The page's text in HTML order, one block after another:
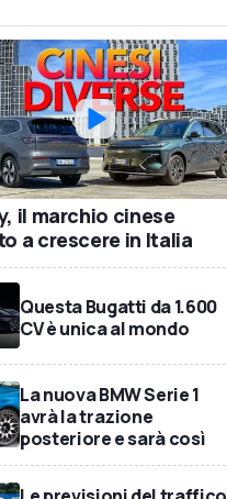
il marchio cinese
a crescere in Italia
Questa Bugatti da 1.600
CV è unica al mondo
La nuova BMW Serie 1
avrà la trazione
posteriore e sarà così